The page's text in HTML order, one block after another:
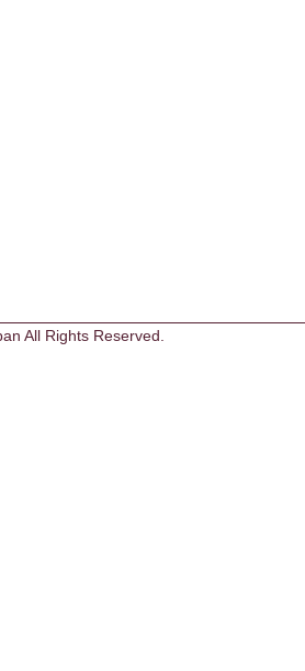
All Rights Reserved.